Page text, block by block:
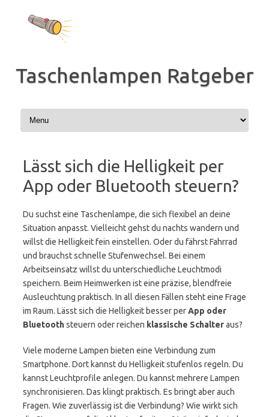
springen
Taschenlampen Ratgeber
Lässt sich die Helligkeit per
App oder Bluetooth steuern?
Du suchst eine Taschenlampe, die sich flexibel an deine
Situation anpasst. Vielleicht gehst du nachts wandern und
willst die Helligkeit fein einstellen. Oder du fährst Fahrrad
und brauchst schnelle Stufenwechsel. Bei einem
Arbeitseinsatz willst du unterschiedliche Leuchtmodi
speichern. Beim Heimwerken ist eine präzise, blendfreie
Ausleuchtung praktisch. In all diesen Fällen steht eine Frage
im Raum. Lässt sich die Helligkeit besser perApp oder
Bluetoothsteuern oder reichen klassische Schalteraus?
Viele moderne Lampen bieten eine Verbindung zum
Smartphone. Dort kannst du Helligkeit stufenlos regeln. Du
kannst Leuchtprofile anlegen. Du kannst mehrere Lampen
synchronisieren. Das klingt praktisch. Es bringt aber auch
Fragen. Wie zuverlässig ist die Verbindung? Wie wirkt sich